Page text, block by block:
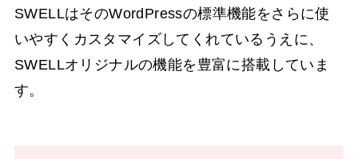
SWELLはそのWordPressの標準機能をさらに使
いやすくカスタマイズしてくれているうえに、
SWELLオリジナルの機能を豊富に搭載していま
す。